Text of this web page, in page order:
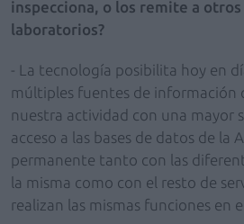
inspecciona, o los remite a
laboratorios?
- La tecnología posibilita hoy en
múltiples fuentes de información
nuestra actividad con una mayor
acceso a las bases de datos de la
permanente tanto con las
la misma como con el resto de
realizan las mismas funciones en